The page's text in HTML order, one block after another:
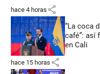
hace 4 horas share
“La coca
café”: así
en Cali
hace 15 horas share